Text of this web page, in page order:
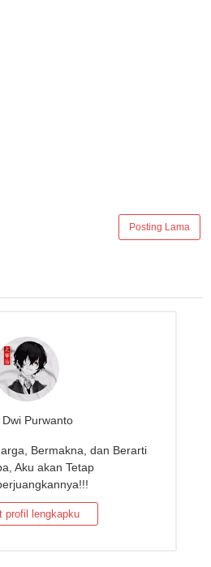
Posting Lama
Dwi Purwanto
Bermakna, dan Berarti
Aku akan Tetap
profil lengkapku